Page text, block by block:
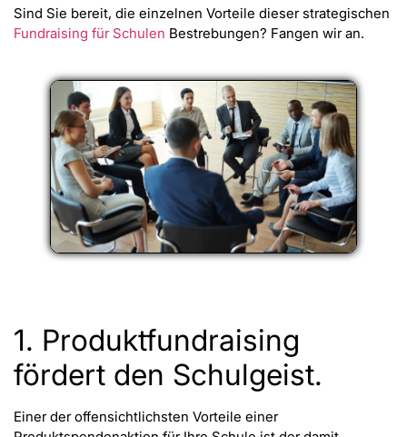
Sind Sie bereit, die einzelnen Vorteile dieser strategischen
Fundraising für Schulen Bestrebungen? Fangen wir an.
1. Produktfundraising
fördert den Schulgeist.
Einer der offensichtlichsten Vorteile einer